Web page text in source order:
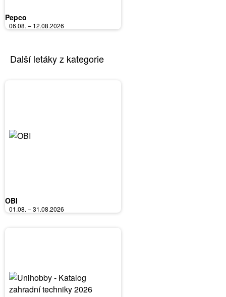
Pepco
06.08. – 12.08.2026
Další letáky z kategorie
OBI
01.08. – 31.08.2026